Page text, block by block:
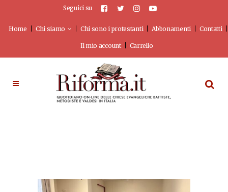
Seguici su
Home Chi siamo Chi sono i protestanti Abbonamenti Contatti
Il mio account Carrello